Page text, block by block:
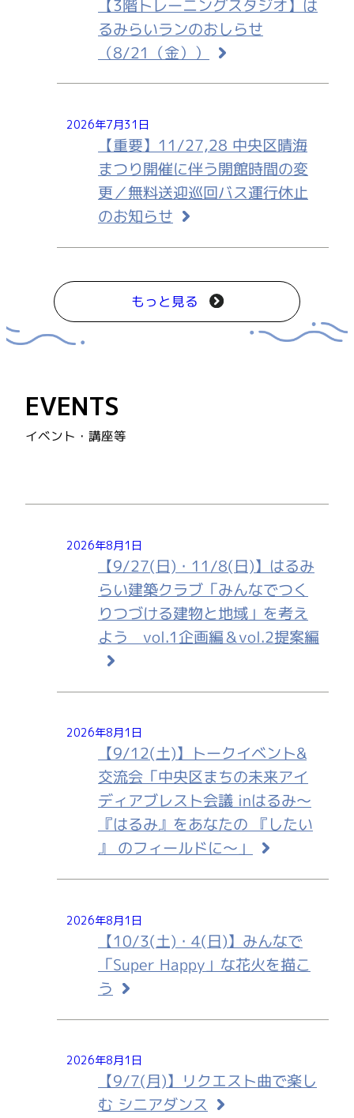
【3階トレーニングスタジオ】は
るみらいランのおしらせ
（8/21（金））
2026年7月31日
【重要】11/27,28 中央区晴海
まつり開催に伴う開館時間の変
更／無料送迎巡回バス運行休止
のお知らせ
もっと見る
EVENTS
イベント・講座等
2026年8月1日
【9/27(日)・11/8(日)】はるみ
らい建築クラブ「みんなでつく
りつづける建物と地域」を考え
よう vol.1企画編＆vol.2提案編
2026年8月1日
【9/12(土)】トークイベント&
交流会「中央区まちの未来アイ
ディアブレスト会議 inはるみ～
『はるみ』をあなたの 『したい
』 のフィールドに～」
2026年8月1日
【10/3(土)・4(日)】みんなで
「Super Happy」な花火を描こ
う
2026年8月1日
【9/7(月)】リクエスト曲で楽し
む シニアダンス